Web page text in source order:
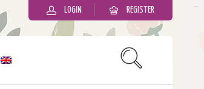
LOGIN REGISTER